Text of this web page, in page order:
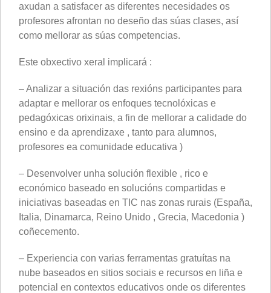
axudan a satisfacer as diferentes necesidades os
profesores afrontan no deseño das súas clases, así
como mellorar as súas competencias.
Este obxectivo xeral implicará :
– Analizar a situación das rexións participantes para
adaptar e mellorar os enfoques tecnolóxicas e
pedagóxicas orixinais, a fin de mellorar a calidade do
ensino e da aprendizaxe , tanto para alumnos,
profesores ea comunidade educativa )
– Desenvolver unha solución flexible , rico e
económico baseado en solucións compartidas e
iniciativas baseadas en TIC nas zonas rurais (España,
Italia, Dinamarca, Reino Unido , Grecia, Macedonia )
coñecemento.
– Experiencia con varias ferramentas gratuítas na
nube baseados en sitios sociais e recursos en liña e
potencial en contextos educativos onde os diferentes